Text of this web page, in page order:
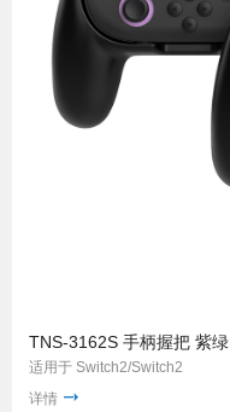
TNS-3162S 手柄握把 紫绿
适用于 Switch2/Switch2
详情